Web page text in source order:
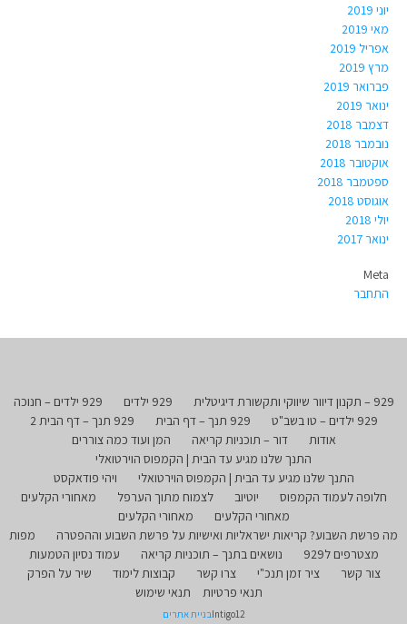
יוני 2019
מאי 2019
אפריל 2019
מרץ 2019
פברואר 2019
ינואר 2019
דצמבר 2018
נובמבר 2018
אוקטובר 2018
ספטמבר 2018
אוגוסט 2018
יולי 2018
ינואר 2017
Meta
התחבר
929 – תקנון דיוור שיווקי ותקשורת דיגיטלית 929 ילדים
929 ילדים – חנוכה
929 ילדים – טו בשב"ט
929 תנך – דף הבית
929 תנך – דף הבית 2
אודות
דור – תוכניות קריאה
המן ועוד כמה צוררים
התנך שלנו מגיע עד הבית | הקמפוס הוירטואלי
התנך שלנו מגיע עד הבית | הקמפוס הוירטואלי
ויהי פודאקסט
חלופה לעמוד הקמפוס
יוטיוב לצמוח מתוך הערפל
מאחורי הקלעים
מאחורי הקלעים
מאחורי הקלעים
מה פרשת השבוע? קריאות ישראליות ואישיות על פרשת השבוע וההפטרה
מפות
מצטרפים ל929
נושאים בתנך – תוכניות קריאה
עמוד נסיון הטמעות
צור קשר
ציר זמן תנכ"י צרו קשר קבוצות לימוד
שיר על הפרק
תנאי פרטיות
תנאי שימוש
Intigo12בניית אתרים